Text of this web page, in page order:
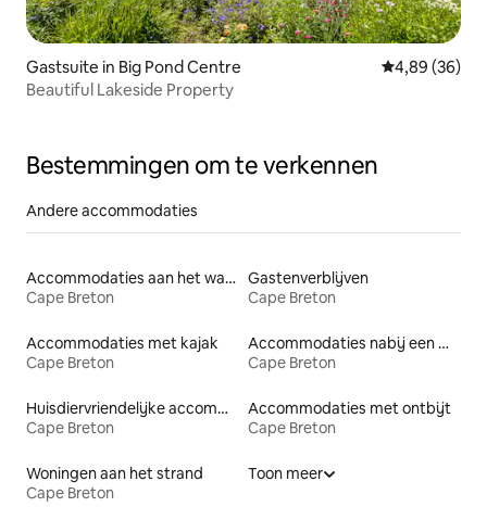
Gastsuite in Big Pond Centre Gemiddelde
4,89 (36)
Beautiful Lakeside Property
Bestemmingen om te verkennen
Andere accommodaties
Accommodaties aan het water
Cape Breton
Gastenverblijven
Cape Breton
Accommodaties met kajak
Cape Breton
Accommodaties nabij een meer
Cape Breton
Huisdiervriendelijke accommodaties
Cape Breton
Accommodaties met ontbijt
Cape Breton
Woningen aan het strand
Cape Breton
Toon meer